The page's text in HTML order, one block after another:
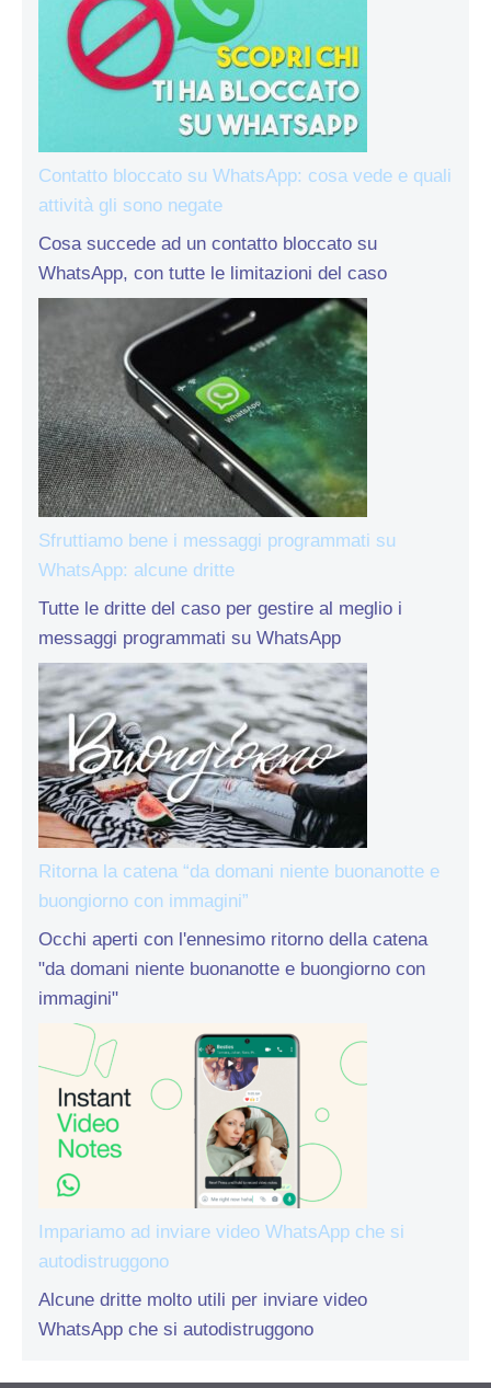
Contatto bloccato su WhatsApp: cosa vede e quali
attività gli sono negate
Cosa succede ad un contatto bloccato su
WhatsApp, con tutte le limitazioni del caso
Sfruttiamo bene i messaggi programmati su
WhatsApp: alcune dritte
Tutte le dritte del caso per gestire al meglio i
messaggi programmati su WhatsApp
Ritorna la catena “da domani niente buonanotte e
buongiorno con immagini”
Occhi aperti con l'ennesimo ritorno della catena
"da domani niente buonanotte e buongiorno con
immagini"
Impariamo ad inviare video WhatsApp che si
autodistruggono
Alcune dritte molto utili per inviare video
WhatsApp che si autodistruggono